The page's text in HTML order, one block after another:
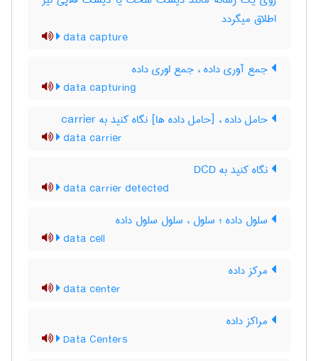
اطلاق میگردد
data capture
جمع آوری داده ، جمع اوری داده
data capturing
حامل داده ، [حامل داده ها] نگاه کنید به ‎ carrier
data carrier
نگاه کنید به ‎ DCD
data carrier detected
سلول داده ؛ سلول ، سلول سلول داده
data cell
مرکز داده
data center
مراکز داده
Data Centers